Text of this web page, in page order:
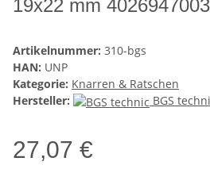
19x22 mm
Artikelnummer: 310-bgs
HAN: UNP
Kategorie: Knarren & Ratschen
Hersteller:
BGS
27,07 €